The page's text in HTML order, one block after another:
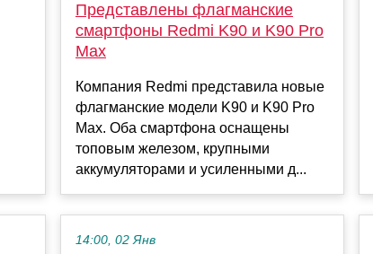
Представлены флагманские
смартфоны Redmi K90 и K90 Pro
Max
Компания Redmi представила новые
флагманские модели K90 и K90 Pro
Max. Оба смартфона оснащены
топовым железом, крупными
аккумуляторами и усиленными д...
14:00, 02 Янв